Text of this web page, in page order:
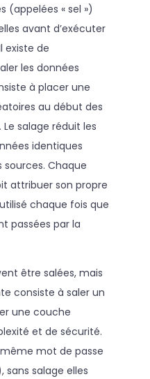
(appelées « sel »)
avant d’exécuter
existe de
les données
à placer une
au début des
salage réduit les
identiques
Chaque
attribuer son propre
chaque fois que
passées par la
être salées, mais
consiste à saler un
une couche
et de sécurité.
mot de passe
sans salage elles